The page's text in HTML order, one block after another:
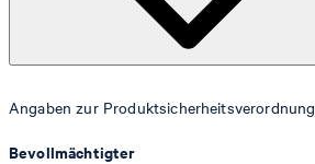
Angaben zur Produktsicherheitsverordnung
Bevollmächtigter